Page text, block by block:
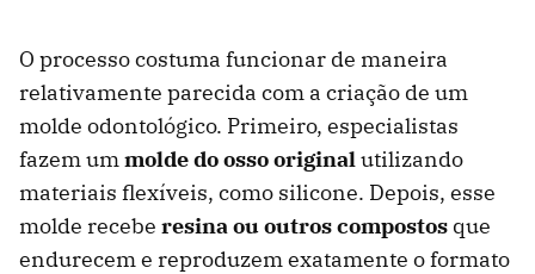
O processo costuma funcionar de maneira
relativamente parecida com a criação de um
molde odontológico. Primeiro, especialistas
fazem ummolde do osso originalutilizando
materiais flexíveis, como silicone. Depois, esse
molde recebe resina ou outros compostos que
endurecem e reproduzem exatamente o formato